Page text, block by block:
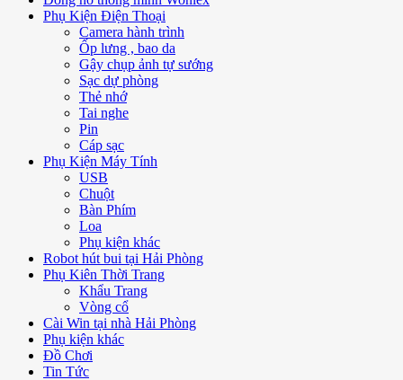
Phụ Kiện Điện Thoại
Camera hành trình
Ốp lưng , bao da
Gậy chụp ảnh tự sướng
Sạc dự phòng
Thẻ nhớ
Tai nghe
Pin
Cáp sạc
Phụ Kiện Máy Tính
USB
Chuột
Bàn Phím
Loa
Phụ kiện khác
Robot hút bui tại Hải Phòng
Phụ Kiên Thời Trang
Khẩu Trang
Vòng cổ
Cài Win tại nhà Hải Phòng
Phụ kiện khác
Đồ Chơi
Tin Tức